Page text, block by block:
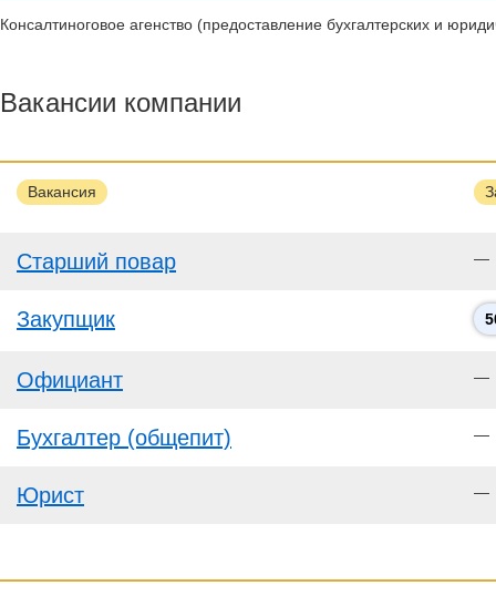
Консалтиноговое агенство (предоставление бухгалтерских и
Вакансии компании
Вакансия
Старший повар —
Закупщик
Официант —
Бухгалтер (общепит) —
Юрист —